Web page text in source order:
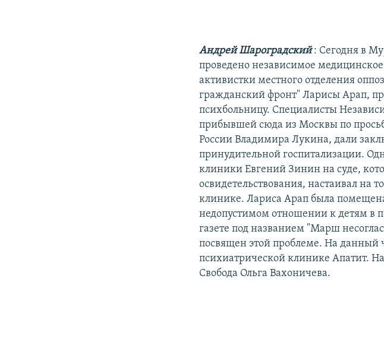
Андрей Шароградский: Сегодня в
проведено независимое
активистки местного отделения
гражданский фронт" Ларисы Арап,
психбольницу. Специалисты
прибывшей сюда из Москвы по
России Владимира Лукина, дали
принудительной госпитализации.
клиники Евгений Зинин на суде,
освидетельствования, настаивал на
клинике. Лариса Арап была помещена
недопустимом отношении к детям в
газете под названием "Марш
посвящен этой проблеме. На данный
психиатрической клинике Апатит.
Свобода Ольга Вахоничева.